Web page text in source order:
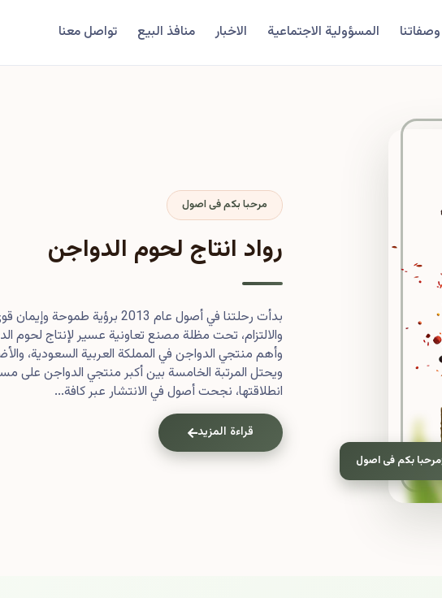
وصفاتنا المسؤولية الاجتماعية الاخبار منافذ البيع تواصل معنا
مرحبا بكم فى اصول
مرحبا بكم فى اصول
رواد انتاج لحوم الدواجن
بدأت رحلتنا في أصول عام 2013 برؤية
والالتزام، تحت مظلة مصنع تعاونية عسير لإنتاج لحوم
وأهم منتجي الدواجن في المملكة العربية السعودية،
ويحتل المرتبة الخامسة بين أكبر منتجي الدواجن
انطلاقتها، نجحت أصول في الانتشار عبر كافة...
قراءة المزيد